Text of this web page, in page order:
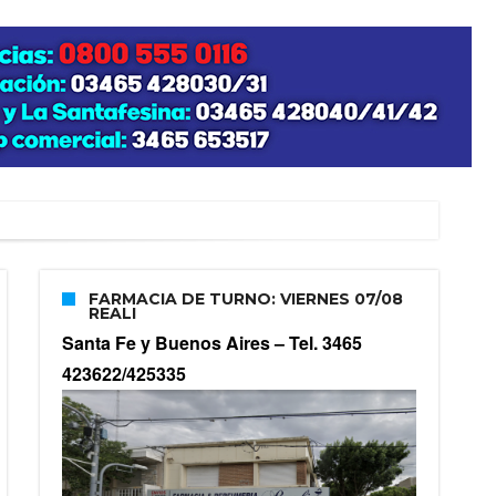
FARMACIA DE TURNO: VIERNES 07/08
REALI
Santa Fe y Buenos Aires –Tel. 3465
423622/425335